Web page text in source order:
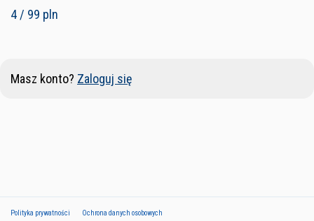
4 / 99 pln
Masz konto? Zaloguj się
Polityka prywatności Ochrona danych osobowych